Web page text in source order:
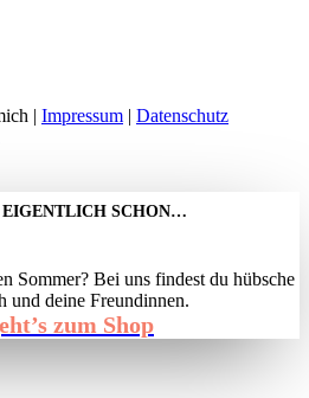
| Impressum | Datenschutz
EIGENTLICH SCHON…
Sommer? Bei uns findest du hübsche
und deine Freundinnen.
zum Shop